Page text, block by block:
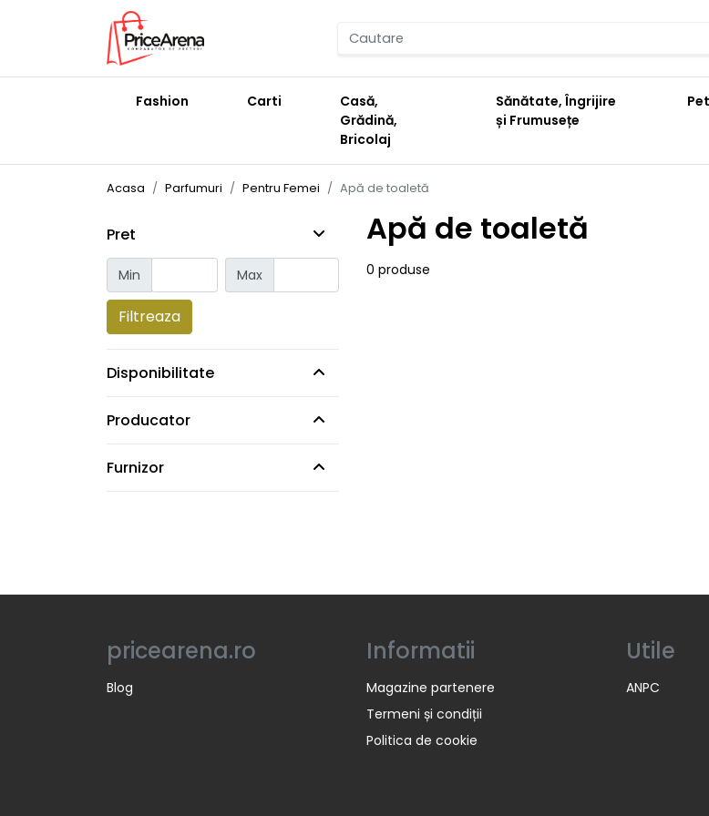
Fashion Carti
Casă,
Grădină,
Bricolaj
Sănătate, Îngrijire
și Frumusețe
Acasa Parfumuri Pentru Femei Apă de toaletă
Pret
Min Max
Filtreaza
Disponibilitate
Producator
Furnizor
Apă de toaletă
0 produse
pricearena.ro
Blog
Informatii
Magazine partenere
Termeni și condiții
Politica de cookie
Utile
ANPC